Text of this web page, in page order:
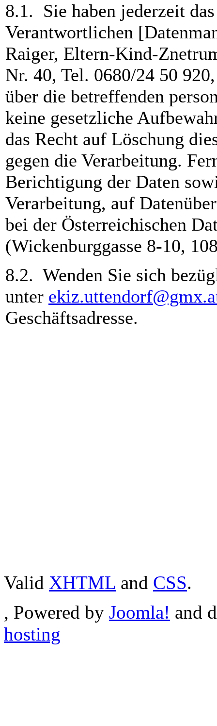
8.1. Sie haben jederzeit
Verantwortlichen
Raiger, Eltern-Kind-
Nr. 40, Tel. 0680/24 50
über die betreffenden
keine gesetzliche
das Recht auf Löschung
gegen die Verarbeitung.
Berichtigung der Daten
Verarbeitung, auf
bei der Österreichischen
(Wickenburggasse 8-10,
8.2. Wenden Sie sich
unter
Geschäftsadresse.
Valid XHTML and CSS.
, Powered by Joomla! and
hosting